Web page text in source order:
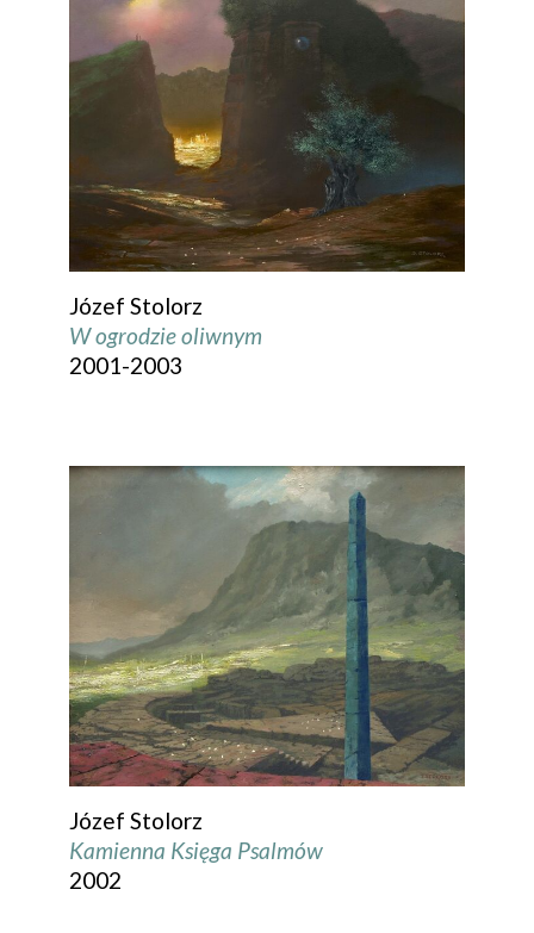
Józef Stolorz
W ogrodzie oliwnym
2001-2003
Józef Stolorz
Kamienna Księga Psalmów
2002